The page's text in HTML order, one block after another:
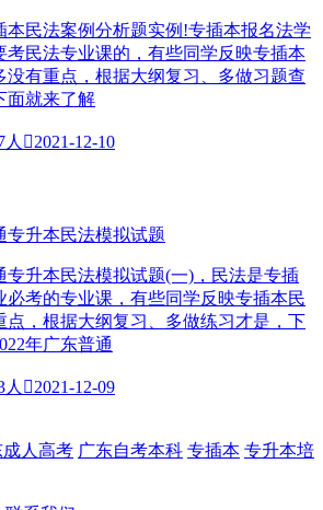
本民法​案例分析题实例!专插本报名法学
考民法专业课的，有些同学反映专插本
没有重点，根据大纲复习、多做习题查
面就来了解
2021-12-10
专升本民法模拟试题
专升本民法​模拟试题(一)，民法是专插
必考的专业课，有些同学反映专插本民
点，根据大纲复习、多做练习才是，下
年广东普通
2021-12-09
成人高考 广东自考本科 专插本 专升本培